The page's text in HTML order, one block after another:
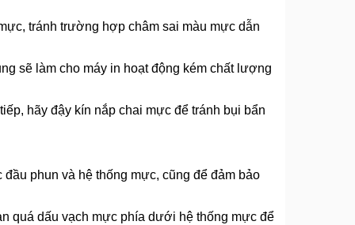
tránh trường hợp châm sai màu mực dẫn
sẽ làm cho máy in hoạt động kém chất lượng
hãy đậy kín nắp chai mực để tránh bụi bẩn
phun và hệ thống mực, cũng để đảm bảo
quá dấu vạch mực phía dưới hệ thống mực để